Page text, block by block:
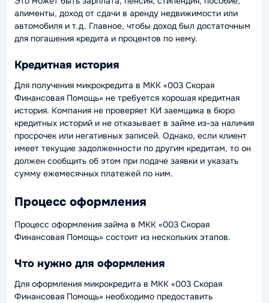
алименты, доход от сдачи в аренду недвижимости или
автомобиля и т.д. Главное, чтобы доход был достаточным
для погашения кредита и процентов по нему.
Кредитная история
Для получения микрокредита в МКК «003 Скорая
Финансовая Помощь» не требуется хорошая кредитная
история. Компания не проверяет КИ заемщика в бюро
кредитных историй и не отказывает в займе из-за наличия
просрочек или негативных записей. Однако, если клиент
имеет текущие задолженности по другим кредитам, то он
должен сообщить об этом при подаче заявки и указать
сумму ежемесячных платежей по ним.
Процесс оформления
Процесс оформления займа в МКК «003 Скорая
Финансовая Помощь» состоит из нескольких этапов.
Что нужно для оформления
Для оформления микрокредита в МКК «003 Скорая
Финансовая Помощь» необходимо предоставить